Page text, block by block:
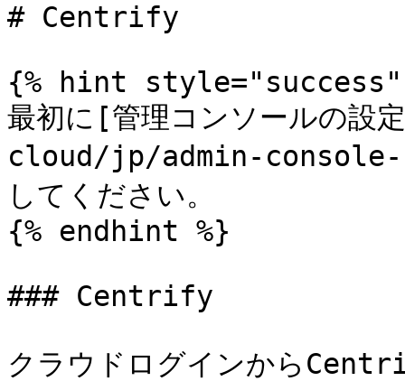
# Centrify
{% hint style="success"
最初に[管理コンソールの
cloud/jp/admin-console-
してください。
{% endhint %}
### Centrify
クラウドログインから